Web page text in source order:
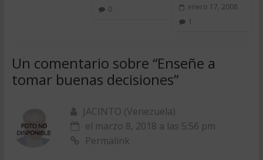
0
enero 17, 2008
1
Un comentario sobre “Enseñe a
tomar buenas decisiones”
JACINTO (Venezuela)
el marzo 8, 2018 a las 5:56 pm
Permalink